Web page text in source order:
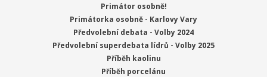
Primátor osobně!
Primátorka osobně - Karlovy Vary
Předvolební debata - Volby 2024
Předvolební superdebata lídrů - Volby 2025
Příběh kaolinu
Příběh porcelánu